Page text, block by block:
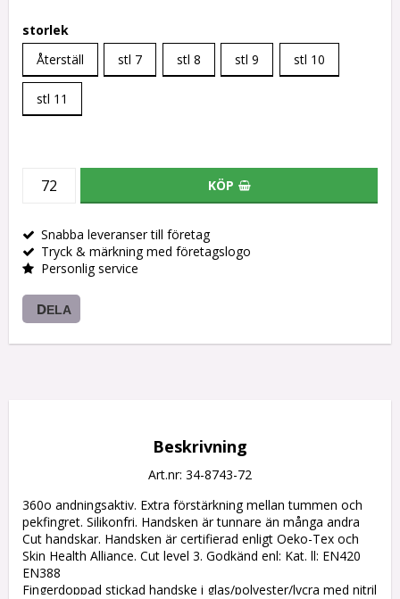
storlek
Återställ
stl 7 stl 8 stl 9 stl 10
stl 11
KÖP
Snabba leveranser till företag
Tryck & märkning med företagslogo
Personlig service
DELA
Beskrivning
Art.nr: 34-8743-72
360o andningsaktiv. Extra förstärkning mellan tummen och
pekfingret. Silikonfri. Handsken är tunnare än många andra
Cut handskar. Handsken är certifierad enligt Oeko-Tex och
Skin Health Alliance. Cut level 3. Godkänd enl: Kat. ll: EN420
EN388
Fingerdoppad stickad handske i glas/polyester/lycra med nitril